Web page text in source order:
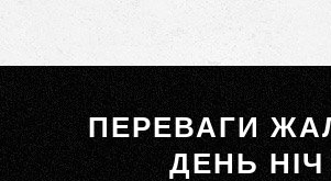
ПЕРЕВАГИ
ДЕНЬ НІЧ